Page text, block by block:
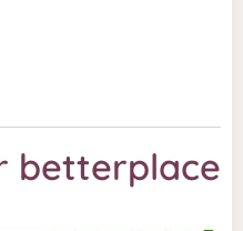
betterplace